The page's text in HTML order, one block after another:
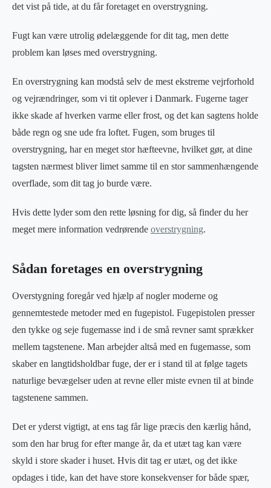
det vist på tide, at du får foretaget en overstrygning.
Fugt kan være utrolig ødelæggende for dit tag, men dette
problem kan løses med overstrygning.
En overstrygning kan modstå selv de mest ekstreme vejrforhold
og vejrændringer, som vi tit oplever i Danmark. Fugerne tager
ikke skade af hverken varme eller frost, og det kan sagtens holde
både regn og sne ude fra loftet. Fugen, som bruges til
overstrygning, har en meget stor hæfteevne, hvilket gør, at dine
tagsten nærmest bliver limet samme til en stor sammenhængende
overflade, som dit tag jo burde være.
Hvis dette lyder som den rette løsning for dig, så finder du her
meget mere information vedrørende overstrygning.
Sådan foretages en overstrygning
Overstygning foregår ved hjælp af nogler moderne og
gennemtestede metoder med en fugepistol. Fugepistolen presser
den tykke og seje fugemasse ind i de små revner samt sprækker
mellem tagstenene. Man arbejder altså med en fugemasse, som
skaber en langtidsholdbar fuge, der er i stand til at følge tagets
naturlige bevægelser uden at revne eller miste evnen til at binde
tagstenene sammen.
Det er yderst vigtigt, at ens tag får lige præcis den kærlig hånd,
som den har brug for efter mange år, da et utæt tag kan være
skyld i store skader i huset. Hvis dit tag er utæt, og det ikke
opdages i tide, kan det have store konsekvenser for både spær,